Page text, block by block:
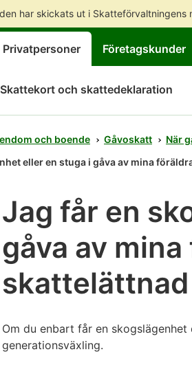
har skickats ut i Skatteförvaltningens
Privatpersoner Företagskunder
Skattekort och skattedeklaration
och boende Gåvoskatt
När
eller en stuga i gåva av mina
Jag får en
gåva av
Om du enbart får en
generationsväxling.